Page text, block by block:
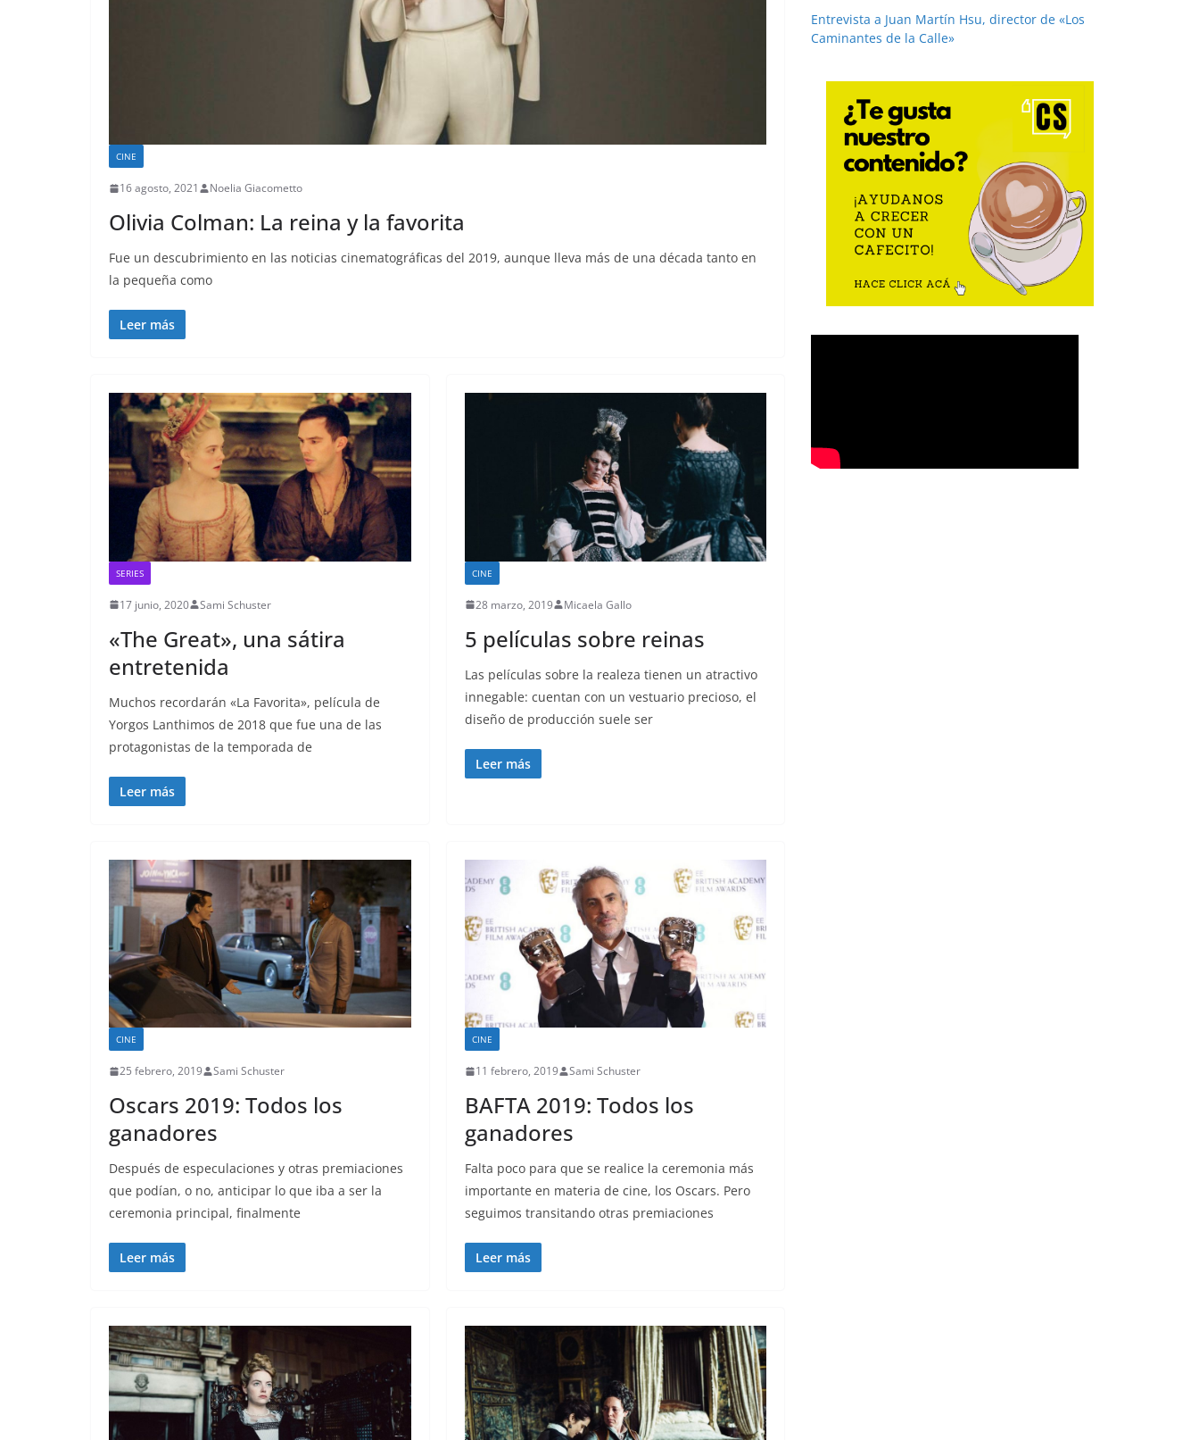
CINE
16 agosto, 2021 Noelia Giacometto
Olivia Colman: La reina y la favorita
Fue un descubrimiento en las noticias cinematográficas del 2019, aunque lleva más de una década tanto en
la pequeña como
Leer más
SERIES
17 junio, 2020 Sami Schuster
«The Great», una sátira
entretenida
Muchos recordarán «La Favorita», película de
Yorgos Lanthimos de 2018 que fue una de las
protagonistas de la temporada de
Leer más
CINE
28 marzo, 2019 Micaela Gallo
5 películas sobre reinas
Las películas sobre la realeza tienen un atractivo
innegable: cuentan con un vestuario precioso, el
diseño de producción suele ser
Leer más
CINE
25 febrero, 2019 Sami Schuster
Oscars 2019: Todos los
ganadores
Después de especulaciones y otras premiaciones
que podían, o no, anticipar lo que iba a ser la
ceremonia principal, finalmente
Leer más
CINE
11 febrero, 2019 Sami Schuster
BAFTA 2019: Todos los
ganadores
Falta poco para que se realice la ceremonia más
importante en materia de cine, los Oscars. Pero
seguimos transitando otras premiaciones
Leer más
Entrevista a Juan Martín Hsu, director de «Los
Caminantes de la Calle»